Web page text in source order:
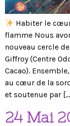
Habiter le
flamme Nous
nouveau cercle
Giffroy (Centre
Cacao).
au cœur de la
et soutenue par
24 Mai